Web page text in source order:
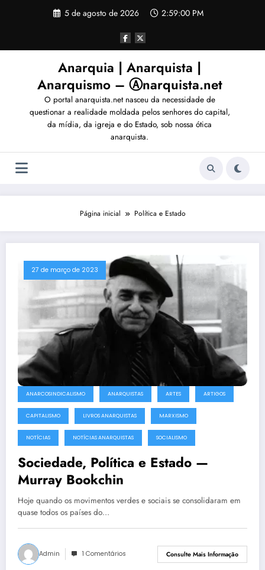
5 de agosto de 2026 2:59:03 PM
Anarquia | Anarquista |
Anarquismo – Ⓐnarquista.net
O portal anarquista.net nasceu da necessidade de
questionar a realidade moldada pelos senhores do capital,
da mídia, da igreja e do Estado, sob nossa ótica
anarquista.
Página inicial Política e Estado
27 de março de 2023
ANARCOSINDICALISMO ANARQUISTAS ARTES ARTIGOS
CAPITALISMO LIVROS ANARQUISTAS MARXISMO
NOTÍCIAS NOTÍCIAS ANARQUISTAS SOCIALISMO
Sociedade, Política e Estado —
Murray Bookchin
Hoje quando os movimentos verdes e sociais se consolidaram em
quase todos os países do…
Admin 1 Comentários Consulte Mais Informação